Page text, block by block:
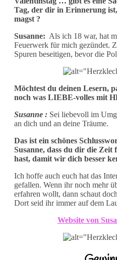
Tag, der dir in Erinnerung
magst ?
Susanne: Als ich 18 war, hat
Feuerwerk für mich gezündet.
Spuren beseitigen, bevor die
Möchtest du deinen Lesern,
noch was LIEBE-volles mit
Susanne : Sei liebevoll im
an dich und an deine Träume.
Das ist ein schönes
Susanne, dass du dir die
hast, damit wir dich besser
Ich hoffe auch euch hat das
gefallen. Wenn ihr noch mehr
erfahren wollt, dann schaut
Dort seid ihr immer auf dem
Website von